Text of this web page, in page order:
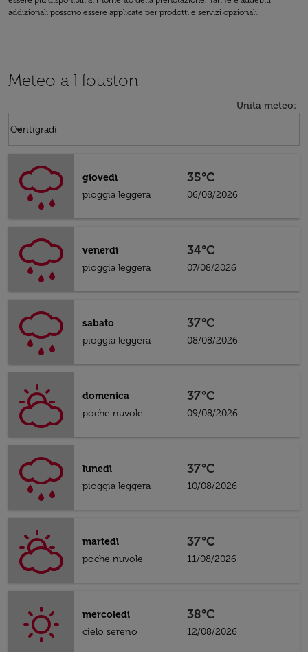
addizionali possono essere applicate per prodotti e servizi opzionali.
Meteo a Houston
Unità meteo:
Centigradi
keyboard_arrow_down
giovedì
pioggia leggera
35°C
06/08/2026
venerdì
pioggia leggera
34°C
07/08/2026
sabato
pioggia leggera
37°C
08/08/2026
domenica
poche nuvole
37°C
09/08/2026
lunedì
pioggia leggera
37°C
10/08/2026
martedì
poche nuvole
37°C
11/08/2026
mercoledì
cielo sereno
38°C
12/08/2026